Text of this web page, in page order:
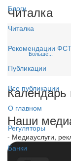
Блоги
Читалка
Рекомендации
Публикации
Все публикации
О главном
Регуляторы
Банки
Читалка
Больше...
Наши
- Медиауслуги,